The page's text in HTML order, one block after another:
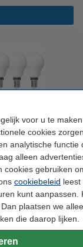
voor u te
cookies
analytische functie
alleen
cookies gebruiken
cookiebeleid leest
kunt aanpassen.
plaatsen we
die daarop lijken.
lamp E14 | Kogel
Inclusief 21% BTW